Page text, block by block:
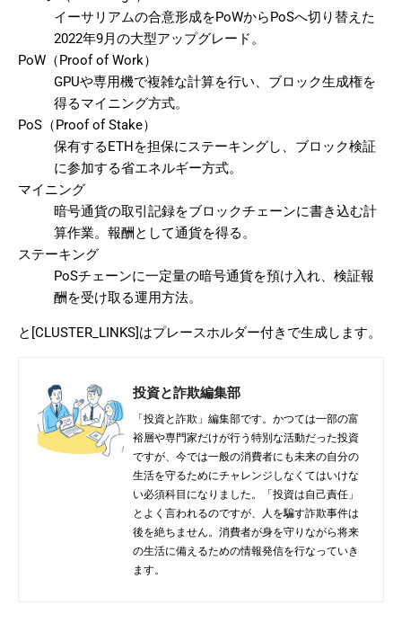
イーサリアムの合意形成をPoWからPoSへ切り替えた
2022年9月の大型アップグレード。
PoW（Proof of Work）
GPUや専用機で複雑な計算を行い、ブロック生成権を
得るマイニング方式。
PoS（Proof of Stake）
保有するETHを担保にステーキングし、ブロック検証
に参加する省エネルギー方式。
マイニング
暗号通貨の取引記録をブロックチェーンに書き込む計
算作業。報酬として通貨を得る。
ステーキング
PoSチェーンに一定量の暗号通貨を預け入れ、検証報
酬を受け取る運用方法。
と[CLUSTER_LINKS]はプレースホルダー付きで生成します。
投資と詐欺編集部
「投資と詐欺」編集部です。かつては一部の富
裕層や専門家だけが行う特別な活動だった投資
ですが、今では一般の消費者にも未来の自分の
生活を守るためにチャレンジしなくてはいけな
い必須科目になりました。「投資は自己責任」
とよく言われるのですが、人を騙す詐欺事件は
後を絶ちません。消費者が身を守りながら将来
の生活に備えるための情報発信を行なっていき
ます。